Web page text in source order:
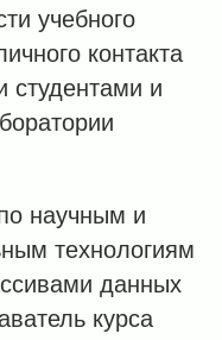
учебного
контакта
студентами и
научным и
технологиям
данных
курса